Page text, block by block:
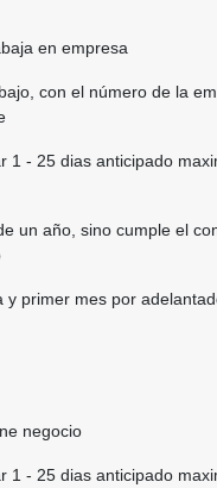
en empresa
con el número de la
1 - 25 dias anticipado
un año, sino cumple el
y primer mes por
negocio
1 - 25 dias anticipado